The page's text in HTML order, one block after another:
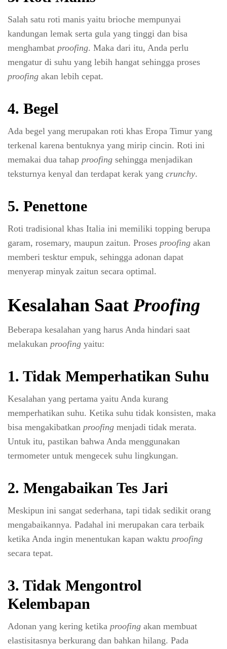
Salah satu roti manis yaitu brioche mempunyai
kandungan lemak serta gula yang tinggi dan bisa
menghambat proofing. Maka dari itu, Anda perlu
mengatur di suhu yang lebih hangat sehingga proses
proofing akan lebih cepat.
4. Begel
Ada begel yang merupakan roti khas Eropa Timur yang
terkenal karena bentuknya yang mirip cincin. Roti ini
memakai dua tahap proofing sehingga menjadikan
teksturnya kenyal dan terdapat kerak yang crunchy.
5. Penettone
Roti tradisional khas Italia ini memiliki topping berupa
garam, rosemary, maupun zaitun. Proses proofing akan
memberi tesktur empuk, sehingga adonan dapat
menyerap minyak zaitun secara optimal.
Kesalahan Saat Proofing
Beberapa kesalahan yang harus Anda hindari saat
melakukan proofing yaitu:
1. Tidak Memperhatikan Suhu
Kesalahan yang pertama yaitu Anda kurang
memperhatikan suhu. Ketika suhu tidak konsisten, maka
bisa mengakibatkan proofing menjadi tidak merata.
Untuk itu, pastikan bahwa Anda menggunakan
termometer untuk mengecek suhu lingkungan.
2. Mengabaikan Tes Jari
Meskipun ini sangat sederhana, tapi tidak sedikit orang
mengabaikannya. Padahal ini merupakan cara terbaik
ketika Anda ingin menentukan kapan waktu proofing
secara tepat.
3. Tidak Mengontrol
Kelembapan
Adonan yang kering ketika proofing akan membuat
elastisitasnya berkurang dan bahkan hilang. Pada